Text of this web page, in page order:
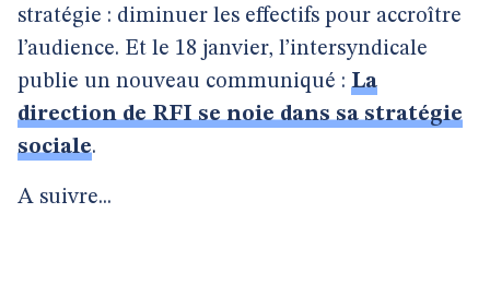
stratégie : diminuer les effectifs pour accroître
l’audience. Et le 18 janvier, l’intersyndicale
publie un nouveau communiqué : La
direction de RFI se noie dans sa stratégie
sociale.
A suivre...